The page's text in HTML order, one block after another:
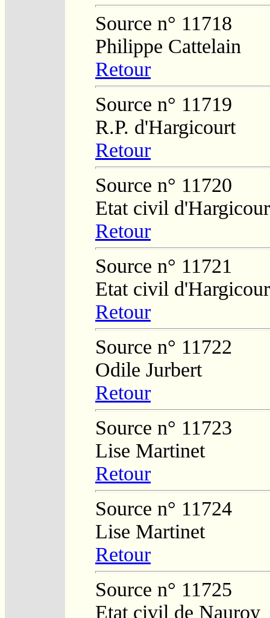
Source n° 11718
Philippe Cattelain
Retour
Source n° 11719
R.P. d'Hargicourt
Retour
Source n° 11720
Etat civil
Retour
Source n° 11721
Etat civil
Retour
Source n° 11722
Odile Jurbert
Retour
Source n° 11723
Lise Martinet
Retour
Source n° 11724
Lise Martinet
Retour
Source n° 11725
Etat civil de Nauroy